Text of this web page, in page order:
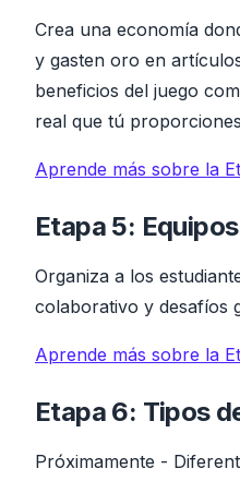
Crea una economía
y gasten oro en
beneficios del juego
real que tú
Aprende más sobre la
Etapa 5: Equipos
Organiza a los
colaborativo y desafíos
Aprende más sobre la
Etapa 6: Tipos
Próximamente -